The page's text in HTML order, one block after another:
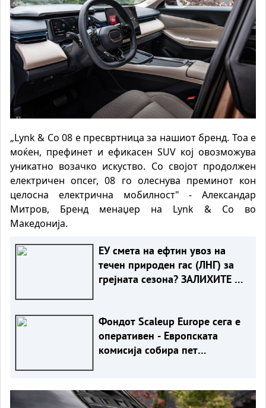
„Lynk & Co 08 е пресвртница за нашиот бренд. Тоа е
моќен, префинет и ефикасен SUV кој овозможува
уникатно возачко искуство. Со својот продолжен
електричен опсег, 08 го олеснува преминот кон
целосна електрична мобилност" - Александар
Митров, Бренд менаџер на Lynk & Co во
Македонија.
ЕУ смета на ефтин увоз на
течен природен гас (ЛНГ) за
грејната сезона? ЗАЛИХИТЕ СЕ
Фондот Scaleup Europe сега е
оперативен - Европската
комисија собира пет